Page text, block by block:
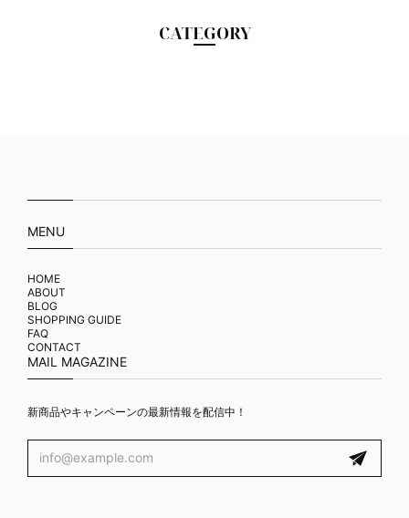
CATEGORY
MENU
HOME
ABOUT
BLOG
SHOPPING GUIDE
FAQ
CONTACT
MAIL MAGAZINE
新商品やキャンペーンの最新情報を配信中！